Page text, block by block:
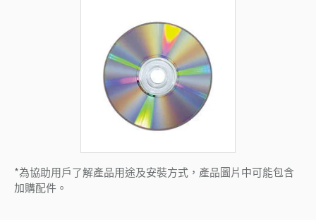
*為協助用戶了解產品用途及安裝方式，產品圖片中可能包含
加購配件。